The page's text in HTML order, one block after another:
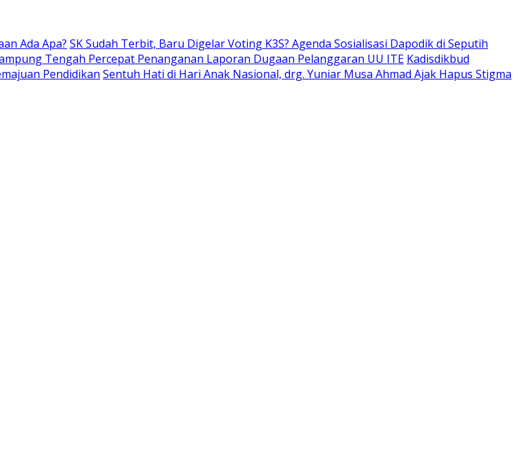
Ada Apa? SK Sudah Terbit, Baru Digelar Voting K3S? Agenda Sosialisasi Dapodik di Seputih
Tengah Percepat Penanganan Laporan Dugaan Pelanggaran UU ITE Kadisdikbud
Pendidikan Sentuh Hati di Hari Anak Nasional, drg. Yuniar Musa Ahmad Ajak Hapus Stigma